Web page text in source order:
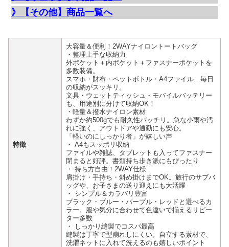
》【その他】商品一覧へ
特徴
大容量＆便利！2WAYナイロントートバッグ
・整理上手な収納力
外ポケット＋内ポケット＋ファスナーポケットを
多数装備。
スマホ・財布・ペットボトル・A4ファイル…毎日
の収納がスッキリ。
文具・ウェットティッシュ・モバイルバッテリー
も、用途別に分けて収納OK！
・軽量＆撥水ナイロン素材
わずか約500gでも耐久性バッチリ。急な小雨や汚
れに強く、アウトドアや通勤にも安心。
「軽いのにしっかり者」が嬉しい声
・ A4もスッポリ収納
ファイルや雑誌、タブレットも入ってファスナー
閉まると好評。書類持ち歩き派にもぴったり
・ 持ち方自由！2WAY仕様
肩掛け・手持ち・斜め掛けまでOK。旅行のサブバ
ッグや、お子さまの送り迎えにも大活躍
・ シンプル＆カラバリ豊富
ブラック・ブルー・パープル・レッドと選べるカ
ラー。服や気分に合わせて色違いで揃えるリピー
ター多数
・ しっかり縫製でコスパ最高
縫製は丁寧で型崩れしにくい。自立する素材で、
洗濯ネットに入れて洗えるのも嬉しいポイント